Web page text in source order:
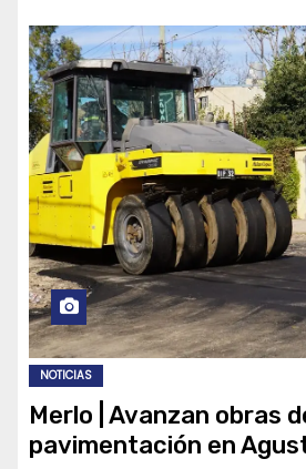
NOTICIAS
Merlo | Avanzan obras
pavimentación en